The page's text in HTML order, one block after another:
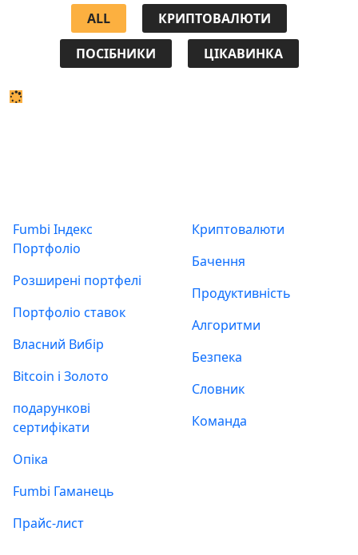
ALL
КРИПТОВАЛЮТИ
ПОСІБНИКИ
ЦІКАВИНКА
Fumbi Індекс
Портфоліо
Розширені портфелі
Портфоліо ставок
Власний Вибір
Bitcoin і Золото
подарункові
сертифікати
Опіка
Fumbi Гаманець
Прайс-лист
Криптовалюти
Бачення
Продуктивність
Алгоритми
Безпека
Словник
Команда